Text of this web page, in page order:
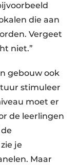
die aan
Vergeet
niet.”
gebouw ook
stimuleer
moet er
de leerlingen
je
Maar